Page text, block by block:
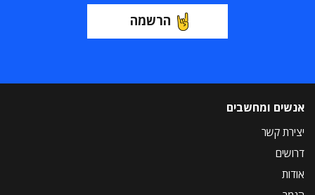
הרשמה
אנשים ומחשבים
יצירת קשר
דרושים
אודות